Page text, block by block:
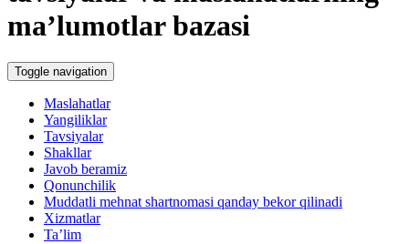
Blok-diagrammalar
ma’lumotlar bazasi
Toggle navigation
Maslahatlar
Yangiliklar
Tavsiyalar
Shakllar
Javob beramiz
Qonunchilik
Muddatli mehnat shartnomasi qanday bekor qilinadi
Xizmatlar
Ta’lim